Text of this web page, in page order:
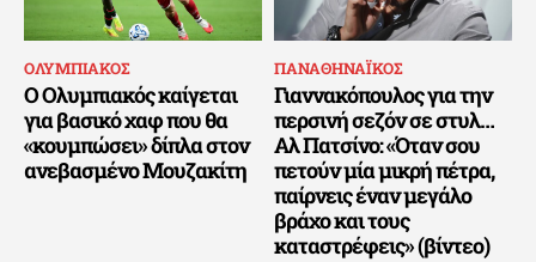
ΟΛΥΜΠΙΑΚΟΣ
Ο Ολυμπιακός καίγεται
για βασικό χαφ που θα
«κουμπώσει» δίπλα στον
ανεβασμένο Μουζακίτη
ΠΑΝΑΘΗΝΑΪΚΟΣ
Γιαννακόπουλος για την
περσινή σεζόν σε στυλ…
Αλ Πατσίνο: «Όταν σου
πετούν μία μικρή πέτρα,
παίρνεις έναν μεγάλο
βράχο και τους
καταστρέφεις» (βίντεο)